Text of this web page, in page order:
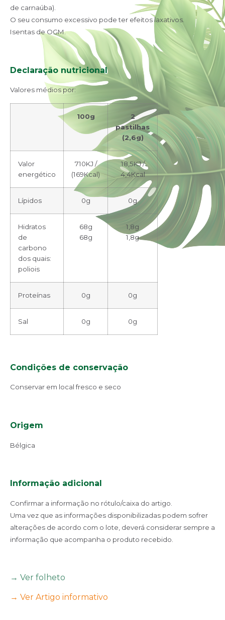
de carnaúba).
O seu consumo excessivo pode ter efeitos laxativos.
Isentas de OGM.
Declaração nutricional
Valores médios por:
100g
2
pastilhas
(2,6g)
Valor
energético
710KJ /
(169Kcal)
18,5KJ /
4,4Kcal
Lípidos 0g 0g
Hidratos
de
carbono
dos quais:
poliois
68g
68g
1,8g
1,8g
Proteínas 0g 0g
Sal 0g 0g
Condições de conservação
Conservar em local fresco e seco
Origem
Bélgica
Informação adicional
Confirmar a informação no rótulo/caixa do artigo.
Uma vez que as informações disponibilizadas podem sofrer
alterações de acordo com o lote, deverá considerar sempre a
informação que acompanha o produto recebido.
→ Ver folheto
→ Ver Artigo informativo